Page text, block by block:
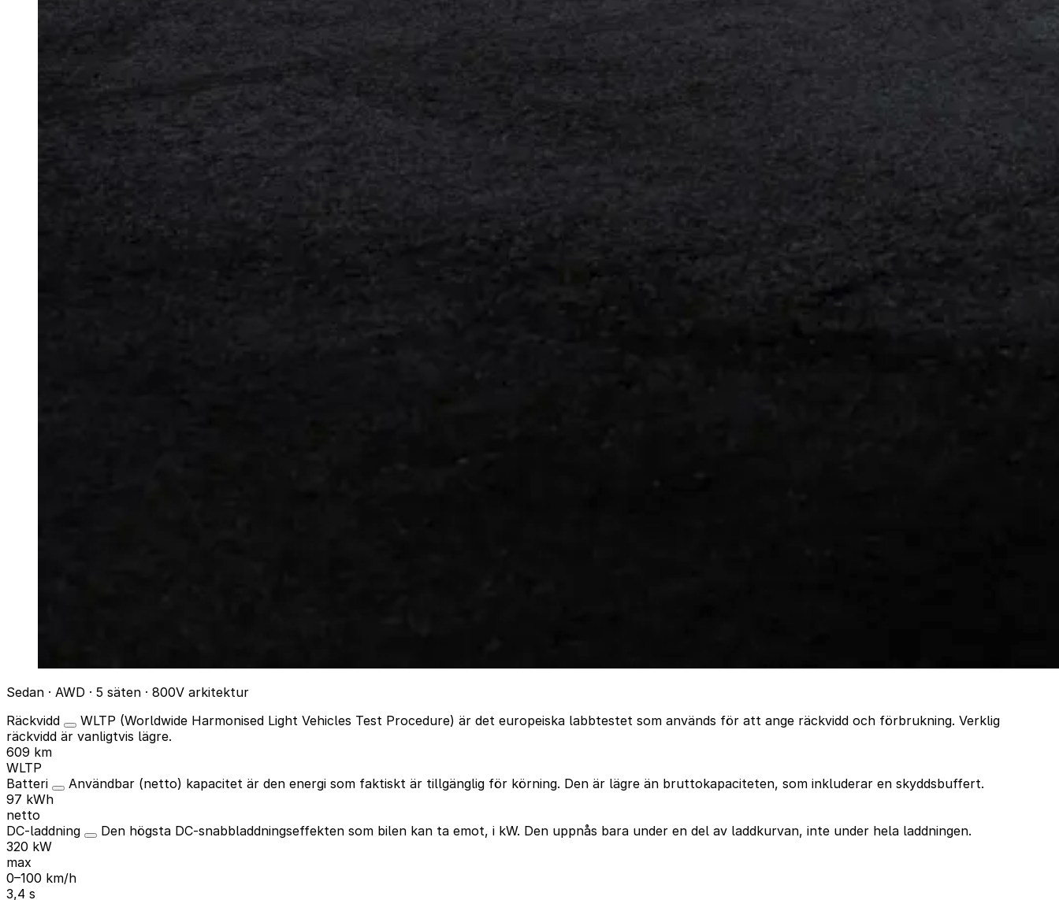
Sedan · AWD · 5 säten · 800V arkitektur
Räckvidd
WLTP (Worldwide Harmonised Light Vehicles Test Procedure) är det europeiska labbtestet som används för att ange räckvidd och förbrukning. Verklig
räckvidd är vanligtvis lägre.
609 km
WLTP
Batteri
Användbar (netto) kapacitet är den energi som faktiskt är tillgänglig för körning. Den är lägre än bruttokapaciteten, som inkluderar en skyddsbuffert.
97 kWh
netto
DC-laddning
Den högsta DC-snabbladdningseffekten som bilen kan ta emot, i kW. Den uppnås bara under en del av laddkurvan, inte under hela laddningen.
320 kW
max
0–100 km/h
3,4 s